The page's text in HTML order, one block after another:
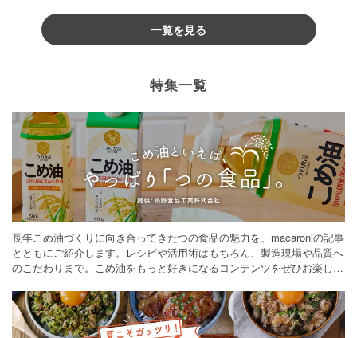
一覧を見る
特集一覧
長年こめ油づくりに向き合ってきたつの食品の魅力を、macaroniの記事
とともにご紹介します。レシピや活用術はもちろん、製造現場や品質へ
のこだわりまで。こめ油をもっと好きになるコンテンツをぜひお楽しみ